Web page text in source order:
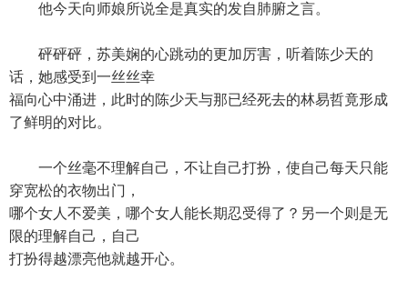
他今天向师娘所说全是真实的发自肺腑之言。
砰砰砰，苏美娴的心跳动的更加厉害，听着陈少天的
话，她感受到一丝丝幸
福向心中涌进，此时的陈少天与那已经死去的林易哲竟形成
了鲜明的对比。
一个丝毫不理解自己，不让自己打扮，使自己每天只能
穿宽松的衣物出门，
哪个女人不爱美，哪个女人能长期忍受得了？另一个则是无
限的理解自己，自己
打扮得越漂亮他就越开心。